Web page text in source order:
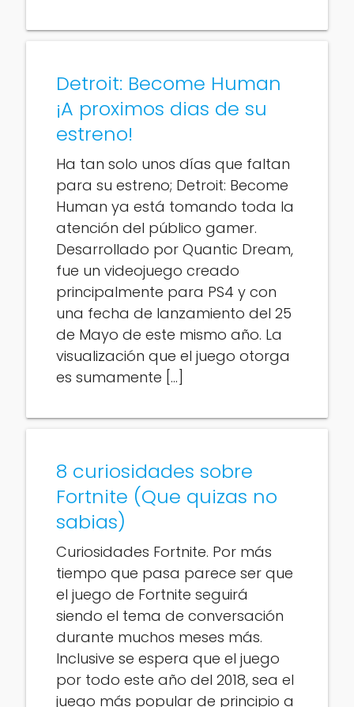
Detroit: Become Human
¡A proximos dias de su
estreno!
Ha tan solo unos días que faltan
para su estreno; Detroit: Become
Human ya está tomando toda la
atención del público gamer.
Desarrollado por Quantic Dream,
fue un videojuego creado
principalmente para PS4 y con
una fecha de lanzamiento del 25
de Mayo de este mismo año. La
visualización que el juego otorga
es sumamente […]
8 curiosidades sobre
Fortnite (Que quizas no
sabias)
Curiosidades Fortnite. Por más
tiempo que pasa parece ser que
el juego de Fortnite seguirá
siendo el tema de conversación
durante muchos meses más.
Inclusive se espera que el juego
por todo este año del 2018, sea el
juego más popular de principio a